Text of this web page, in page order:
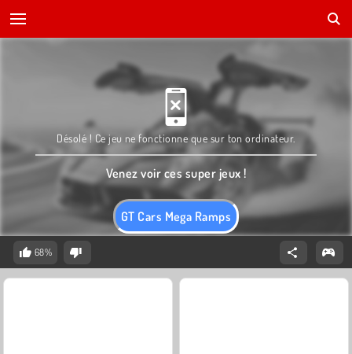
GT Cars Mega Ramps
Désolé ! Ce jeu ne fonctionne que sur ton ordinateur.
Venez voir ces super jeux !
68%